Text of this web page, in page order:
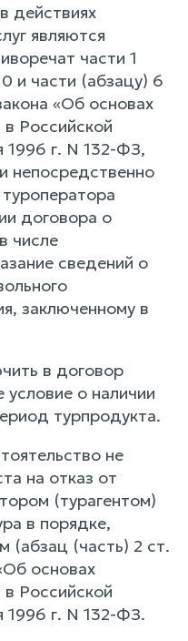
действиях
являются
части 1
и части (абзацу) 6
«Об основах
в Российской
г. N 132-ФЗ,
непосредственно
договора о
числе
сведений о
заключенному в
в договор
условие о наличии
турпродукта.
не
на отказ от
(турагентом)
в порядке,
(абзац (часть) 2 ст.
основах
в Российской
г. N 132-ФЗ.